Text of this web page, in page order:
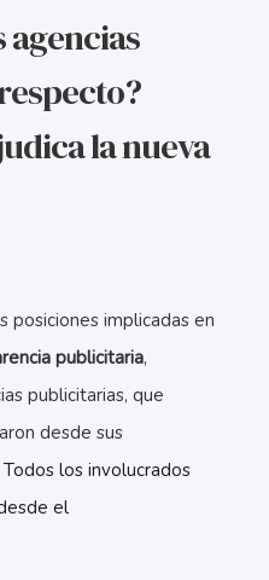
agencias
la nueva
posiciones implicadas en
publicitaria,
publicitarias, que
desde sus
Todos los involucrados
el